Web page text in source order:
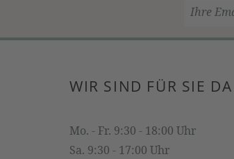
WIR SIND FÜR SIE DA
Mo. - Fr. 9:30 - 18:00 Uhr
Sa. 9:30 - 17:00 Uhr